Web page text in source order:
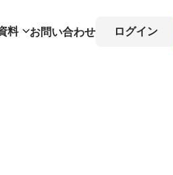
料 お問い合わせ ログイン